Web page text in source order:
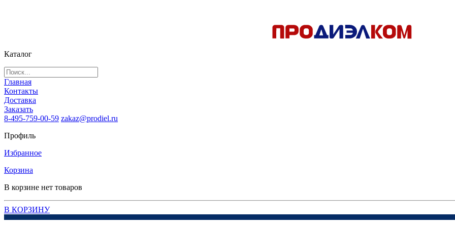
Каталог
Главная
Контакты
Доставка
Заказать
8-495-759-00-59 zakaz@prodiel.ru
Профиль
Избранное
Корзина
В корзине нет товаров
В КОРЗИНУ